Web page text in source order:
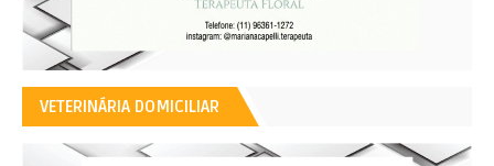
VETERINÁRIA DOMICILIAR